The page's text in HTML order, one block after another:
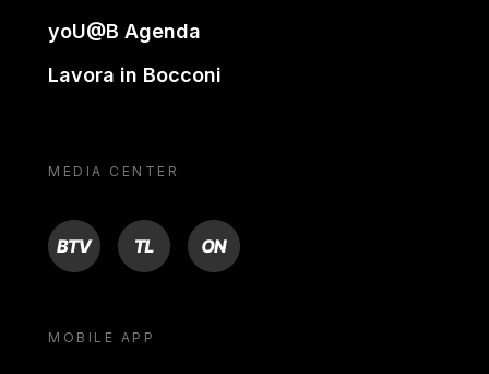
yoU@B Agenda
Lavora in Bocconi
MEDIA CENTER
BTV TL ON
MOBILE APP